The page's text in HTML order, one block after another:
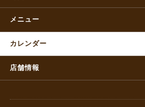
メニュー
カレンダー
店舗情報